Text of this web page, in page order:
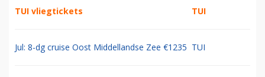
TUI vliegtickets TUI
Jul: 8-dg cruise Oost Middellandse Zee €1235 TUI